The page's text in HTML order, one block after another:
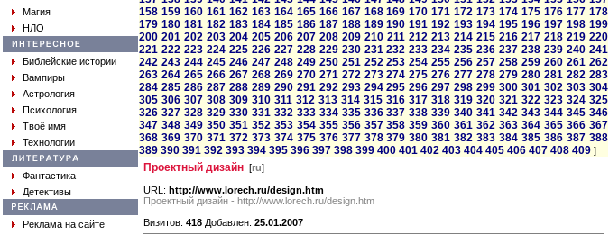
Магия
НЛО
Библейские истории
Вампиры
Астрология
Психология
Твоё имя
Технологии
Фантастика
Детективы
Реклама на сайте
158 159 160 161 162 163 164 165 166 167 168 169 170 171 172 173 174 175 176 177 178
179 180 181 182 183 184 185 186 187 188 189 190 191 192 193 194 195 196 197 198 199
200 201 202 203 204 205 206 207 208 209 210 211 212 213 214 215 216 217 218 219 220
221 222 223 224 225 226 227 228 229 230 231 232 233 234 235 236 237 238 239 240 241
242 243 244 245 246 247 248 249 250 251 252 253 254 255 256 257 258 259 260 261 262
263 264 265 266 267 268 269 270 271 272 273 274 275 276 277 278 279 280 281 282 283
284 285 286 287 288 289 290 291 292 293 294 295 296 297 298 299 300 301 302 303 304
305 306 307 308 309 310 311 312 313 314 315 316 317 318 319 320 321 322 323 324 325
326 327 328 329 330 331 332 333 334 335 336 337 338 339 340 341 342 343 344 345 346
347 348 349 350 351 352 353 354 355 356 357 358 359 360 361 362 363 364 365 366 367
368 369 370 371 372 373 374 375 376 377 378 379 380 381 382 383 384 385 386 387 388
389 390 391 392 393 394 395 396 397 398 399 400 401 402 403 404 405 406 407 408 409 ]
Проектный дизайн [ru]
URL: http://www.lorech.ru/design.htm
Проектный дизайн - http://www.lorech.ru/design.htm
Визитов: 418 Добавлен: 25.01.2007